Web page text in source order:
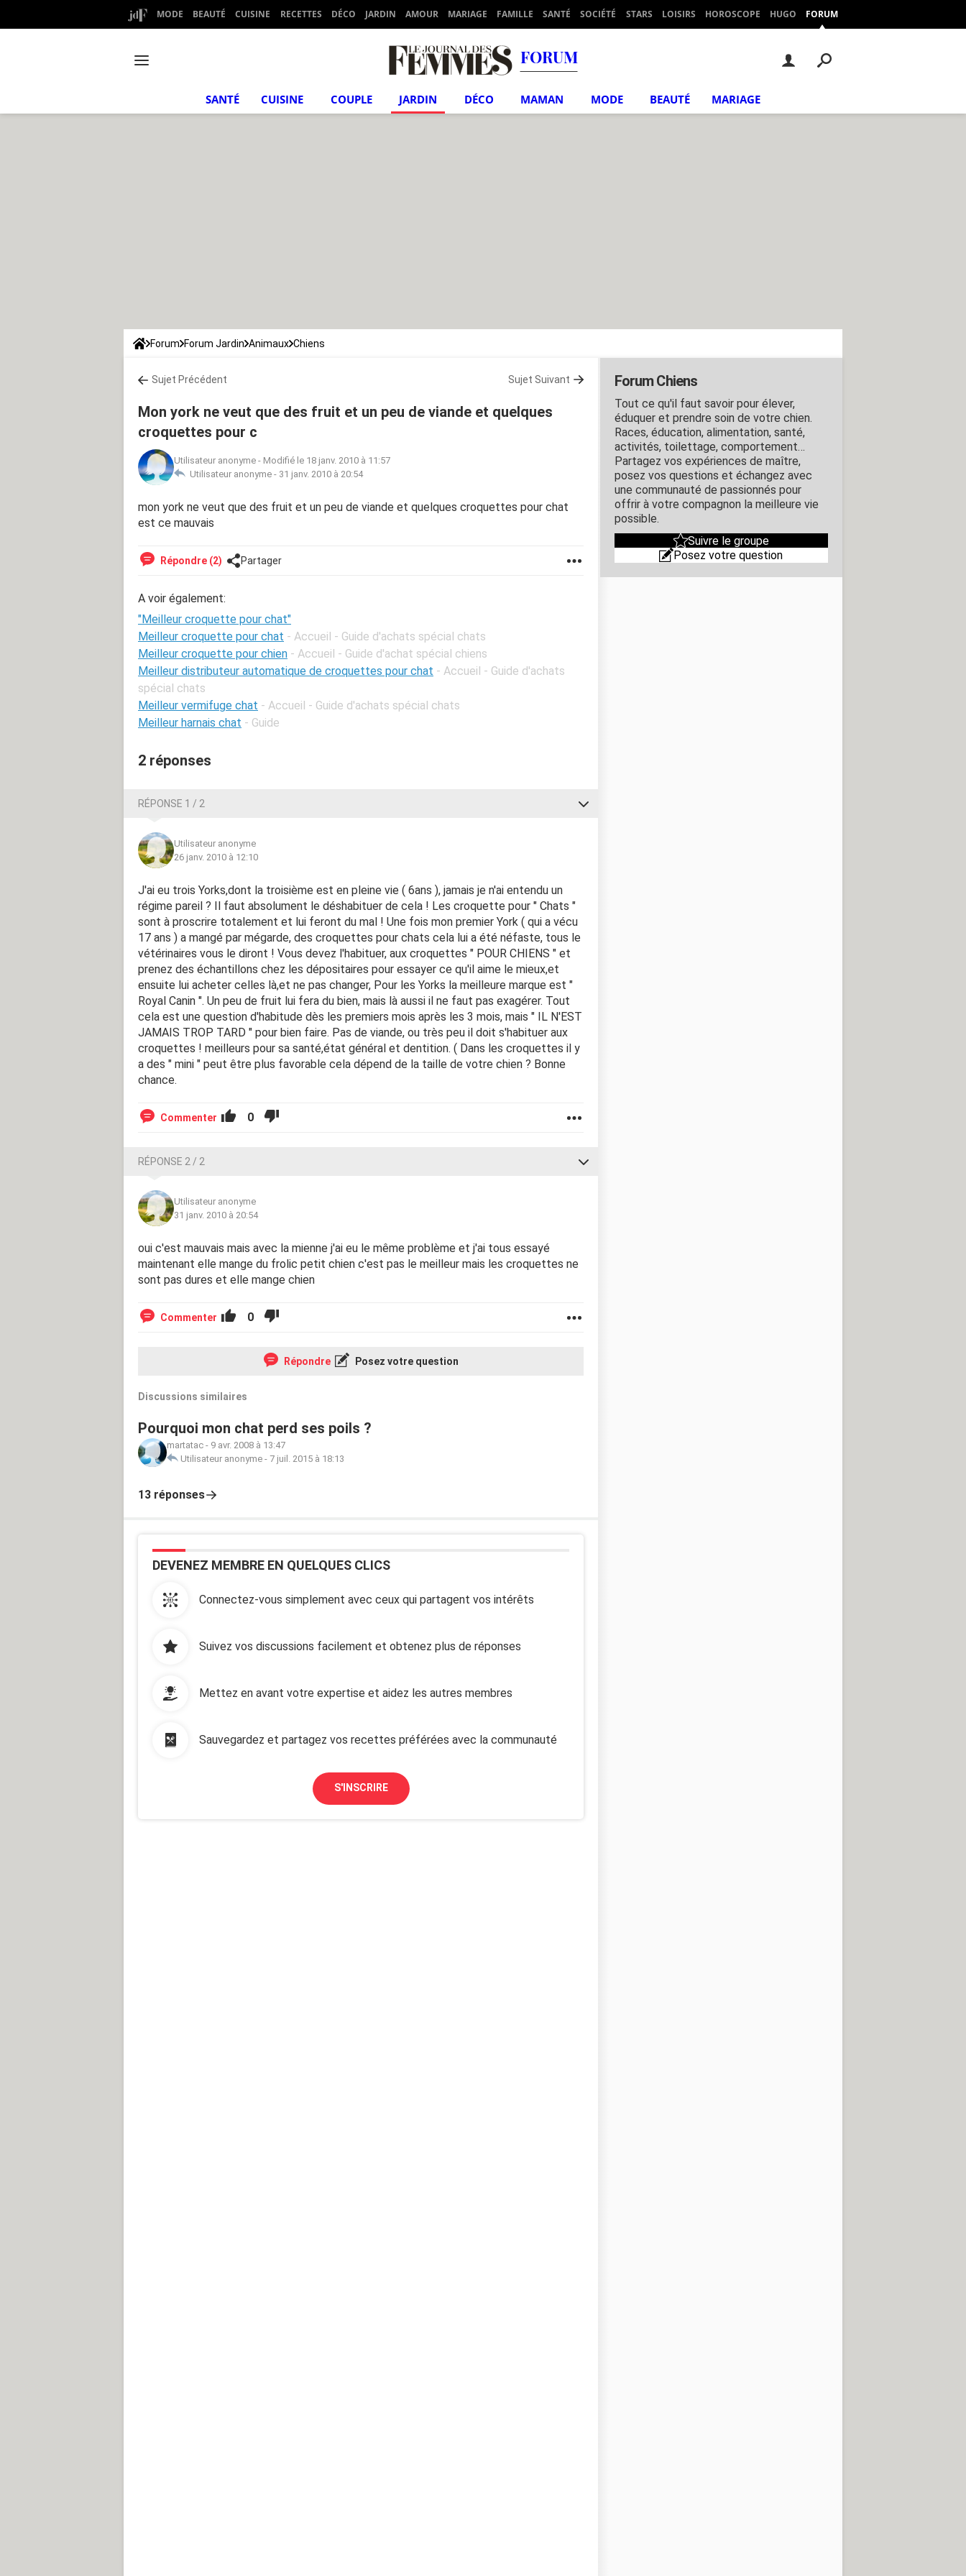
MODE BEAUTÉ CUISINE RECETTES DÉCO JARDIN AMOUR MARIAGE FAMILLE SANTÉ SOCIÉTÉ STARS LOISIRS HOROSCOPE HUGO FORUM
FORUM
SANTÉ CUISINE COUPLE JARDIN DÉCO MAMAN MODE BEAUTÉ MARIAGE
Forum Forum Jardin Animaux Chiens
Sujet Précédent Sujet Suivant
Mon york ne veut que des fruit et un peu de viande et quelques
croquettes pour c
Utilisateur anonyme - Modifié le 18 janv. 2010 à 11:57
Utilisateur anonyme - 31 janv. 2010 à 20:54
mon york ne veut que des fruit et un peu de viande et quelques croquettes pour chat
est ce mauvais
Répondre (2) Partager
A voir également:
"Meilleur croquette pour chat"
Meilleur croquette pour chat - Accueil - Guide d'achats spécial chats
Meilleur croquette pour chien - Accueil - Guide d'achat spécial chiens
Meilleur distributeur automatique de croquettes pour chat - Accueil - Guide d'achats
spécial chats
Meilleur vermifuge chat - Accueil - Guide d'achats spécial chats
Meilleur harnais chat - Guide
2 réponses
RÉPONSE 1 / 2
Utilisateur anonyme
26 janv. 2010 à 12:10
J'ai eu trois Yorks,dont la troisième est en pleine vie ( 6ans ), jamais je n'ai entendu un
régime pareil ? Il faut absolument le déshabituer de cela ! Les croquette pour " Chats "
sont à proscrire totalement et lui feront du mal ! Une fois mon premier York ( qui a vécu
17 ans ) a mangé par mégarde, des croquettes pour chats cela lui a été néfaste, tous le
vétérinaires vous le diront ! Vous devez l'habituer, aux croquettes " POUR CHIENS " et
prenez des échantillons chez les dépositaires pour essayer ce qu'il aime le mieux,et
ensuite lui acheter celles là,et ne pas changer, Pour les Yorks la meilleure marque est "
Royal Canin ". Un peu de fruit lui fera du bien, mais là aussi il ne faut pas exagérer. Tout
cela est une question d'habitude dès les premiers mois après les 3 mois, mais " IL N'EST
JAMAIS TROP TARD " pour bien faire. Pas de viande, ou très peu il doit s'habituer aux
croquettes ! meilleurs pour sa santé,état général et dentition. ( Dans les croquettes il y
a des " mini " peut être plus favorable cela dépend de la taille de votre chien ? Bonne
chance.
Commenter 0
RÉPONSE 2 / 2
Utilisateur anonyme
31 janv. 2010 à 20:54
oui c'est mauvais mais avec la mienne j'ai eu le même problème et j'ai tous essayé
maintenant elle mange du frolic petit chien c'est pas le meilleur mais les croquettes ne
sont pas dures et elle mange chien
Commenter 0
Répondre Posez votre question
Discussions similaires
Pourquoi mon chat perd ses poils ?
martatac - 9 avr. 2008 à 13:47
Utilisateur anonyme - 7 juil. 2015 à 18:13
13 réponses
DEVENEZ MEMBRE EN QUELQUES CLICS
Connectez-vous simplement avec ceux qui partagent vos intérêts
Suivez vos discussions facilement et obtenez plus de réponses
Mettez en avant votre expertise et aidez les autres membres
Sauvegardez et partagez vos recettes préférées avec la communauté
S'INSCRIRE
Forum Chiens
Tout ce qu'il faut savoir pour élever,
éduquer et prendre soin de votre chien.
Races, éducation, alimentation, santé,
activités, toilettage, comportement…
Partagez vos expériences de maître,
posez vos questions et échangez avec
une communauté de passionnés pour
offrir à votre compagnon la meilleure vie
possible.
Suivre le groupe
Posez votre question